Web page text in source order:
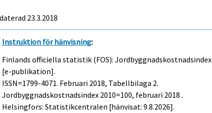
23.3.2018
Instruktion för hänvisning:
Finlands officiella statistik (FOS): Jordbyggnadskostnadsindex
[e-publikation].
ISSN=1799-4071. Februari 2018, Tabellbilaga 2.
Jordbyggnadskostnadsindex 2010=100, februari 2018 .
Helsingfors: Statistikcentralen [hänvisat: 9.8.2026].